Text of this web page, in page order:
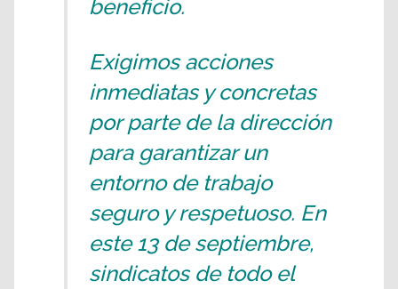
beneficio.
Exigimos acciones
inmediatas y concretas
por parte de la dirección
para garantizar un
entorno de trabajo
seguro y respetuoso. En
este 13 de septiembre,
sindicatos de todo el